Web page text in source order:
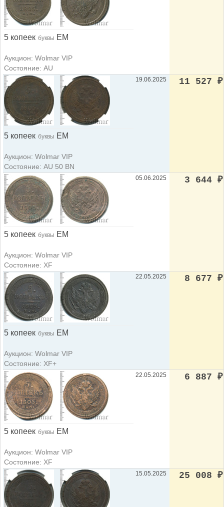
5 копеек буквы ЕМ
Аукцион: Wolmar VIP
Состояние: AU
5 копеек буквы ЕМ
Аукцион: Wolmar VIP
Состояние: AU 50 BN
19.06.2025 11 527 ₽
5 копеек буквы ЕМ
Аукцион: Wolmar VIP
Состояние: XF
05.06.2025 3 644 ₽
5 копеек буквы ЕМ
Аукцион: Wolmar VIP
Состояние: XF+
22.05.2025 8 677 ₽
5 копеек буквы ЕМ
Аукцион: Wolmar VIP
Состояние: XF
22.05.2025 6 887 ₽
15.05.2025 25 008 ₽